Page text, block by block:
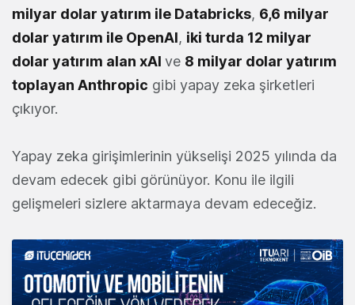
milyar dolar yatırım ile Databricks, 6,6 milyar
dolar yatırım ile OpenAI, iki turda 12 milyar
dolar yatırım alan xAI ve 8 milyar dolar yatırım
toplayan Anthropic gibi yapay zeka şirketleri
çıkıyor.
Yapay zeka girişimlerinin yükselişi 2025 yılında da
devam edecek gibi görünüyor. Konu ile ilgili
gelişmeleri sizlere aktarmaya devam edeceğiz.